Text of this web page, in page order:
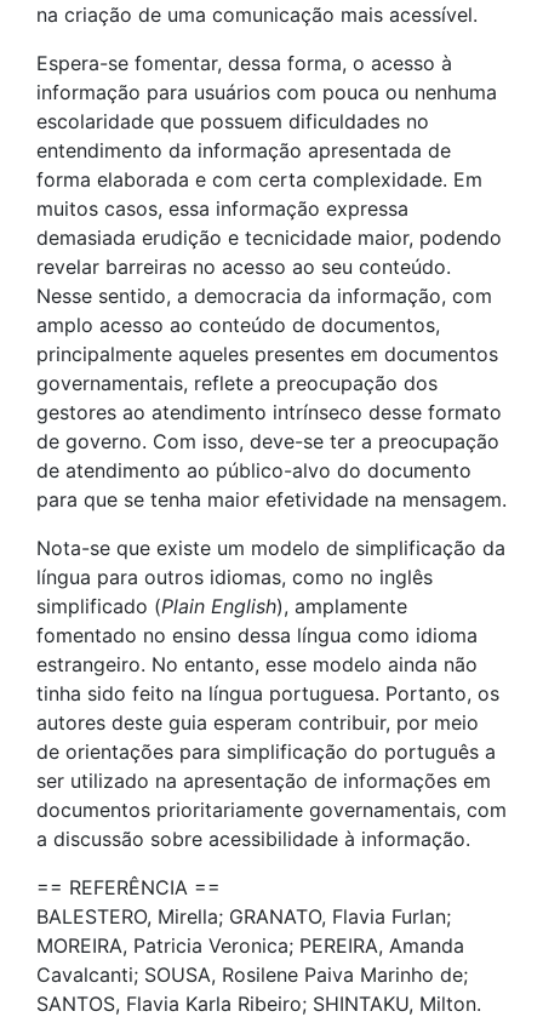
na criação de uma comunicação mais acessível.
Espera-se fomentar, dessa forma, o acesso à
informação para usuários com pouca ou nenhuma
escolaridade que possuem dificuldades no
entendimento da informação apresentada de
forma elaborada e com certa complexidade. Em
muitos casos, essa informação expressa
demasiada erudição e tecnicidade maior, podendo
revelar barreiras no acesso ao seu conteúdo.
Nesse sentido, a democracia da informação, com
amplo acesso ao conteúdo de documentos,
principalmente aqueles presentes em documentos
governamentais, reflete a preocupação dos
gestores ao atendimento intrínseco desse formato
de governo. Com isso, deve-se ter a preocupação
de atendimento ao público-alvo do documento
para que se tenha maior efetividade na mensagem.
Nota-se que existe um modelo de simplificação da
língua para outros idiomas, como no inglês
simplificado (Plain English), amplamente
fomentado no ensino dessa língua como idioma
estrangeiro. No entanto, esse modelo ainda não
tinha sido feito na língua portuguesa. Portanto, os
autores deste guia esperam contribuir, por meio
de orientações para simplificação do português a
ser utilizado na apresentação de informações em
documentos prioritariamente governamentais, com
a discussão sobre acessibilidade à informação.
== REFERÊNCIA ==
BALESTERO, Mirella; GRANATO, Flavia Furlan;
MOREIRA, Patricia Veronica; PEREIRA, Amanda
Cavalcanti; SOUSA, Rosilene Paiva Marinho de;
SANTOS, Flavia Karla Ribeiro; SHINTAKU, Milton.